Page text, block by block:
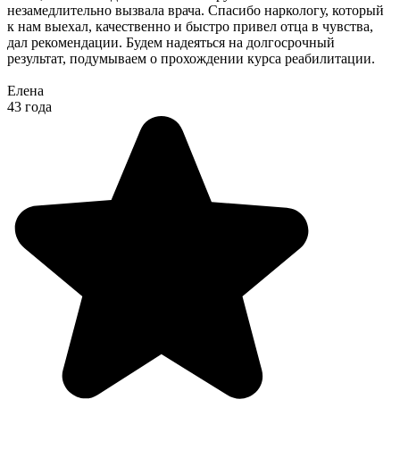
незамедлительно вызвала врача. Спасибо наркологу, который
к нам выехал, качественно и быстро привел отца в чувства,
дал рекомендации. Будем надеяться на долгосрочный
результат, подумываем о прохождении курса реабилитации.
Елена
43 года